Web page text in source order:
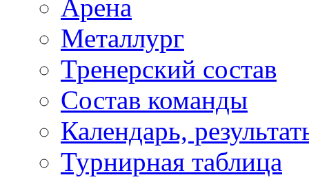
Арена
Металлург
Тренерский состав
Состав команды
Календарь,
Турнирная таблица